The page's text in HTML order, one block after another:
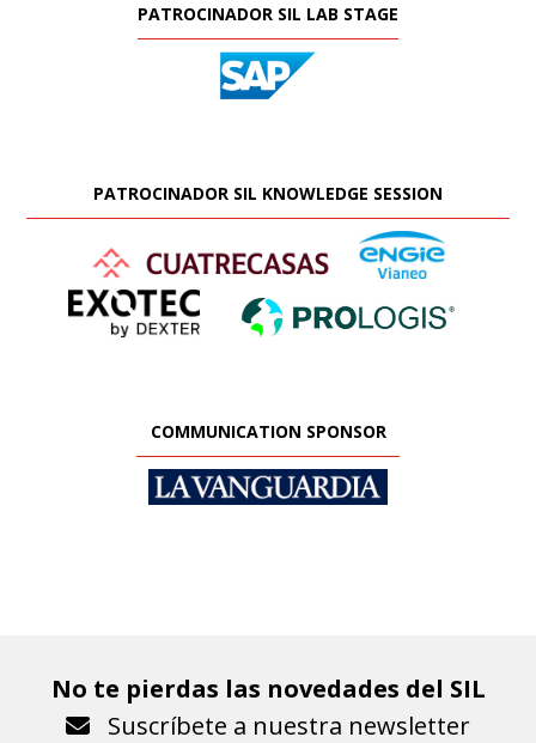
PATROCINADOR SIL LAB STAGE
PATROCINADOR SIL KNOWLEDGE SESSION
COMMUNICATION SPONSOR
No te pierdas las novedades del SIL
Suscríbete a nuestra newsletter